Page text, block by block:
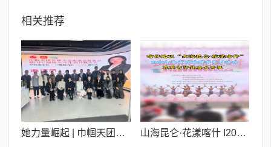
相关推荐
她力量崛起 | 巾帼天团发展大会启幕 以组织动能与AI矩阵托举女性创业新生态 山海昆仑·花漾喀什 I2026喀什春赏花旅游季系列活动在英吉沙县盛大启幕